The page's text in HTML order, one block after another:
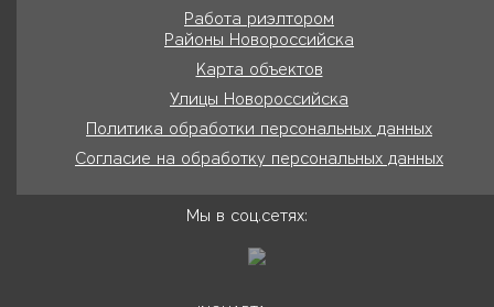
Работа риэлтором
Районы Новороссийска
Карта объектов
Улицы Новороссийска
Политика обработки персональных данных
Согласие на обработку персональных данных
Мы в соц.сетях: